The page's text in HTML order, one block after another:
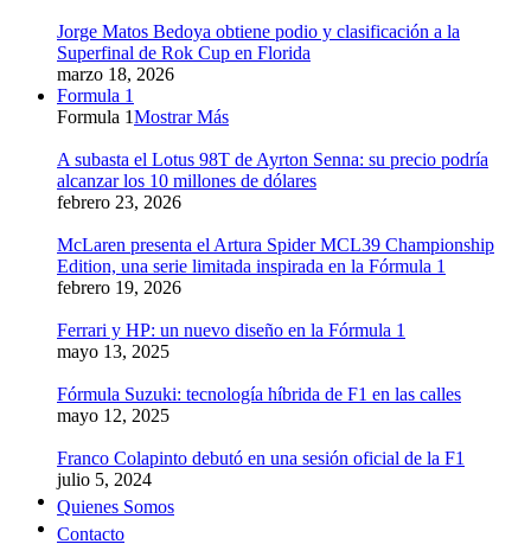
Jorge Matos Bedoya obtiene podio y clasificación a la
Superfinal de Rok Cup en Florida
marzo 18, 2026
Formula 1
Formula 1Mostrar Más
A subasta el Lotus 98T de Ayrton Senna: su precio podría
alcanzar los 10 millones de dólares
febrero 23, 2026
McLaren presenta el Artura Spider MCL39 Championship
Edition, una serie limitada inspirada en la Fórmula 1
febrero 19, 2026
Ferrari y HP: un nuevo diseño en la Fórmula 1
mayo 13, 2025
Fórmula Suzuki: tecnología híbrida de F1 en las calles
mayo 12, 2025
Franco Colapinto debutó en una sesión oficial de la F1
julio 5, 2024
Quienes Somos
Contacto